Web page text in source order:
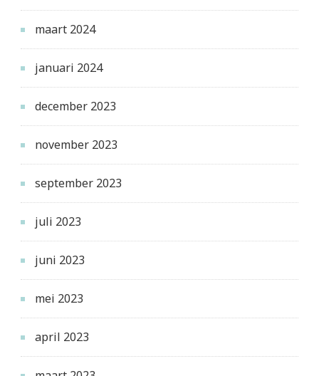
maart 2024
januari 2024
december 2023
november 2023
september 2023
juli 2023
juni 2023
mei 2023
april 2023